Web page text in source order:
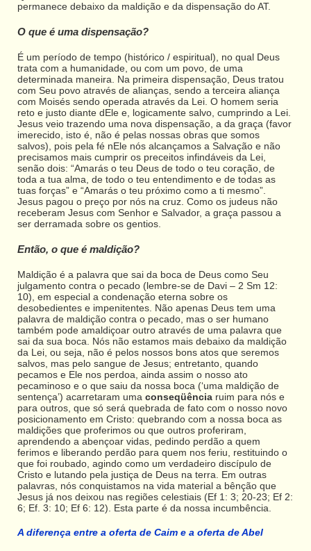
permanece debaixo da maldição e da dispensação do AT.
O que é uma dispensação?
É um período de tempo (histórico / espiritual), no qual Deus
trata com a humanidade, ou com um povo, de uma
determinada maneira. Na primeira dispensação, Deus tratou
com Seu povo através de alianças, sendo a terceira aliança
com Moisés sendo operada através da Lei. O homem seria
reto e justo diante dEle e, logicamente salvo, cumprindo a Lei.
Jesus veio trazendo uma nova dispensação, a da graça (favor
imerecido, isto é, não é pelas nossas obras que somos
salvos), pois pela fé nEle nós alcançamos a Salvação e não
precisamos mais cumprir os preceitos infindáveis da Lei,
senão dois: “Amarás o teu Deus de todo o teu coração, de
toda a tua alma, de todo o teu entendimento e de todas as
tuas forças” e “Amarás o teu próximo como a ti mesmo”.
Jesus pagou o preço por nós na cruz. Como os judeus não
receberam Jesus com Senhor e Salvador, a graça passou a
ser derramada sobre os gentios.
Então, o que é maldição?
Maldição é a palavra que sai da boca de Deus como Seu
julgamento contra o pecado (lembre-se de Davi – 2 Sm 12:
10), em especial a condenação eterna sobre os
desobedientes e impenitentes. Não apenas Deus tem uma
palavra de maldição contra o pecado, mas o ser humano
também pode amaldiçoar outro através de uma palavra que
sai da sua boca. Nós não estamos mais debaixo da maldição
da Lei, ou seja, não é pelos nossos bons atos que seremos
salvos, mas pelo sangue de Jesus; entretanto, quando
pecamos e Ele nos perdoa, ainda assim o nosso ato
pecaminoso e o que saiu da nossa boca (‘uma maldição de
sentença’) acarretaram uma conseqüência ruim para nós e
para outros, que só será quebrada de fato com o nosso novo
posicionamento em Cristo: quebrando com a nossa boca as
maldições que proferimos ou que outros proferiram,
aprendendo a abençoar vidas, pedindo perdão a quem
ferimos e liberando perdão para quem nos feriu, restituindo o
que foi roubado, agindo como um verdadeiro discípulo de
Cristo e lutando pela justiça de Deus na terra. Em outras
palavras, nós conquistamos na vida material a bênção que
Jesus já nos deixou nas regiões celestiais (Ef 1: 3; 20-23; Ef 2:
6; Ef. 3: 10; Ef 6: 12). Esta parte é da nossa incumbência.
A diferença entre a oferta de Caim e a oferta de Abel